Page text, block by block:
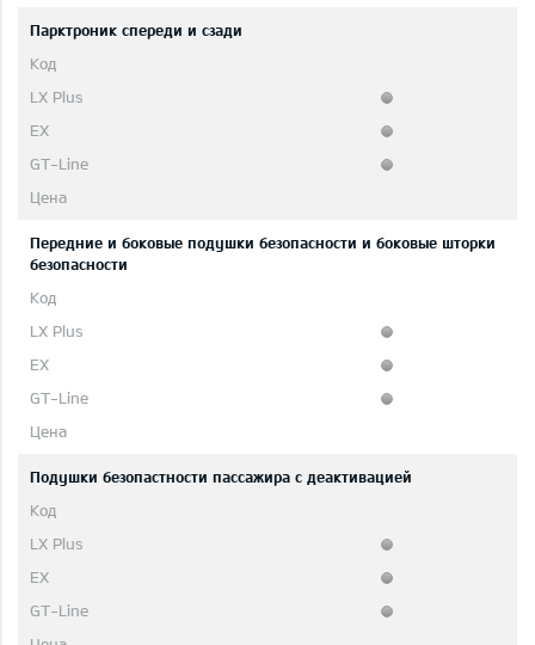
Парктроник спереди и сзади
Передние и боковые подушки безопасности и боковые шторки
безопасности
Подушки безопастности пассажира с деактивацией